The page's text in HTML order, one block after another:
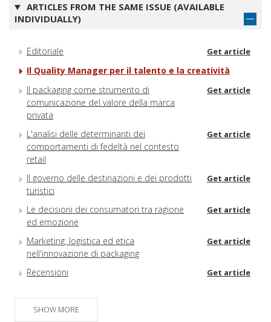
ARTICLES FROM THE SAME ISSUE (AVAILABLE
INDIVIDUALLY)
Editoriale Get article
Il Quality Manager per il talento e la creatività
Il packaging come strumento di
comunicazione del valore della marca
privata
Get article
L'analisi delle determinanti dei
comportamenti di fedeltà nel contesto
retail
Get article
Il governo delle destinazioni e dei prodotti
turistici
Get article
Le decisioni dei consumatori tra ragione
ed emozione
Get article
Marketing, logistica ed etica
nell'innovazione di packaging
Get article
Recensioni Get article
SHOW MORE